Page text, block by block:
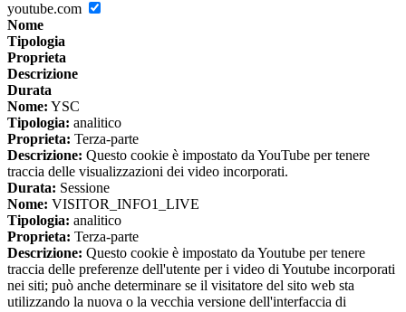
youtube.com
Nome
Tipologia
Proprieta
Descrizione
Durata
Nome: YSC
Tipologia: analitico
Proprieta: Terza-parte
Descrizione: Questo cookie è impostato da YouTube per tenere
traccia delle visualizzazioni dei video incorporati.
Durata: Sessione
Nome: VISITOR_INFO1_LIVE
Tipologia: analitico
Proprieta: Terza-parte
Descrizione: Questo cookie è impostato da Youtube per tenere
traccia delle preferenze dell'utente per i video di Youtube incorporati
nei siti; può anche determinare se il visitatore del sito web sta
utilizzando la nuova o la vecchia versione dell'interfaccia di